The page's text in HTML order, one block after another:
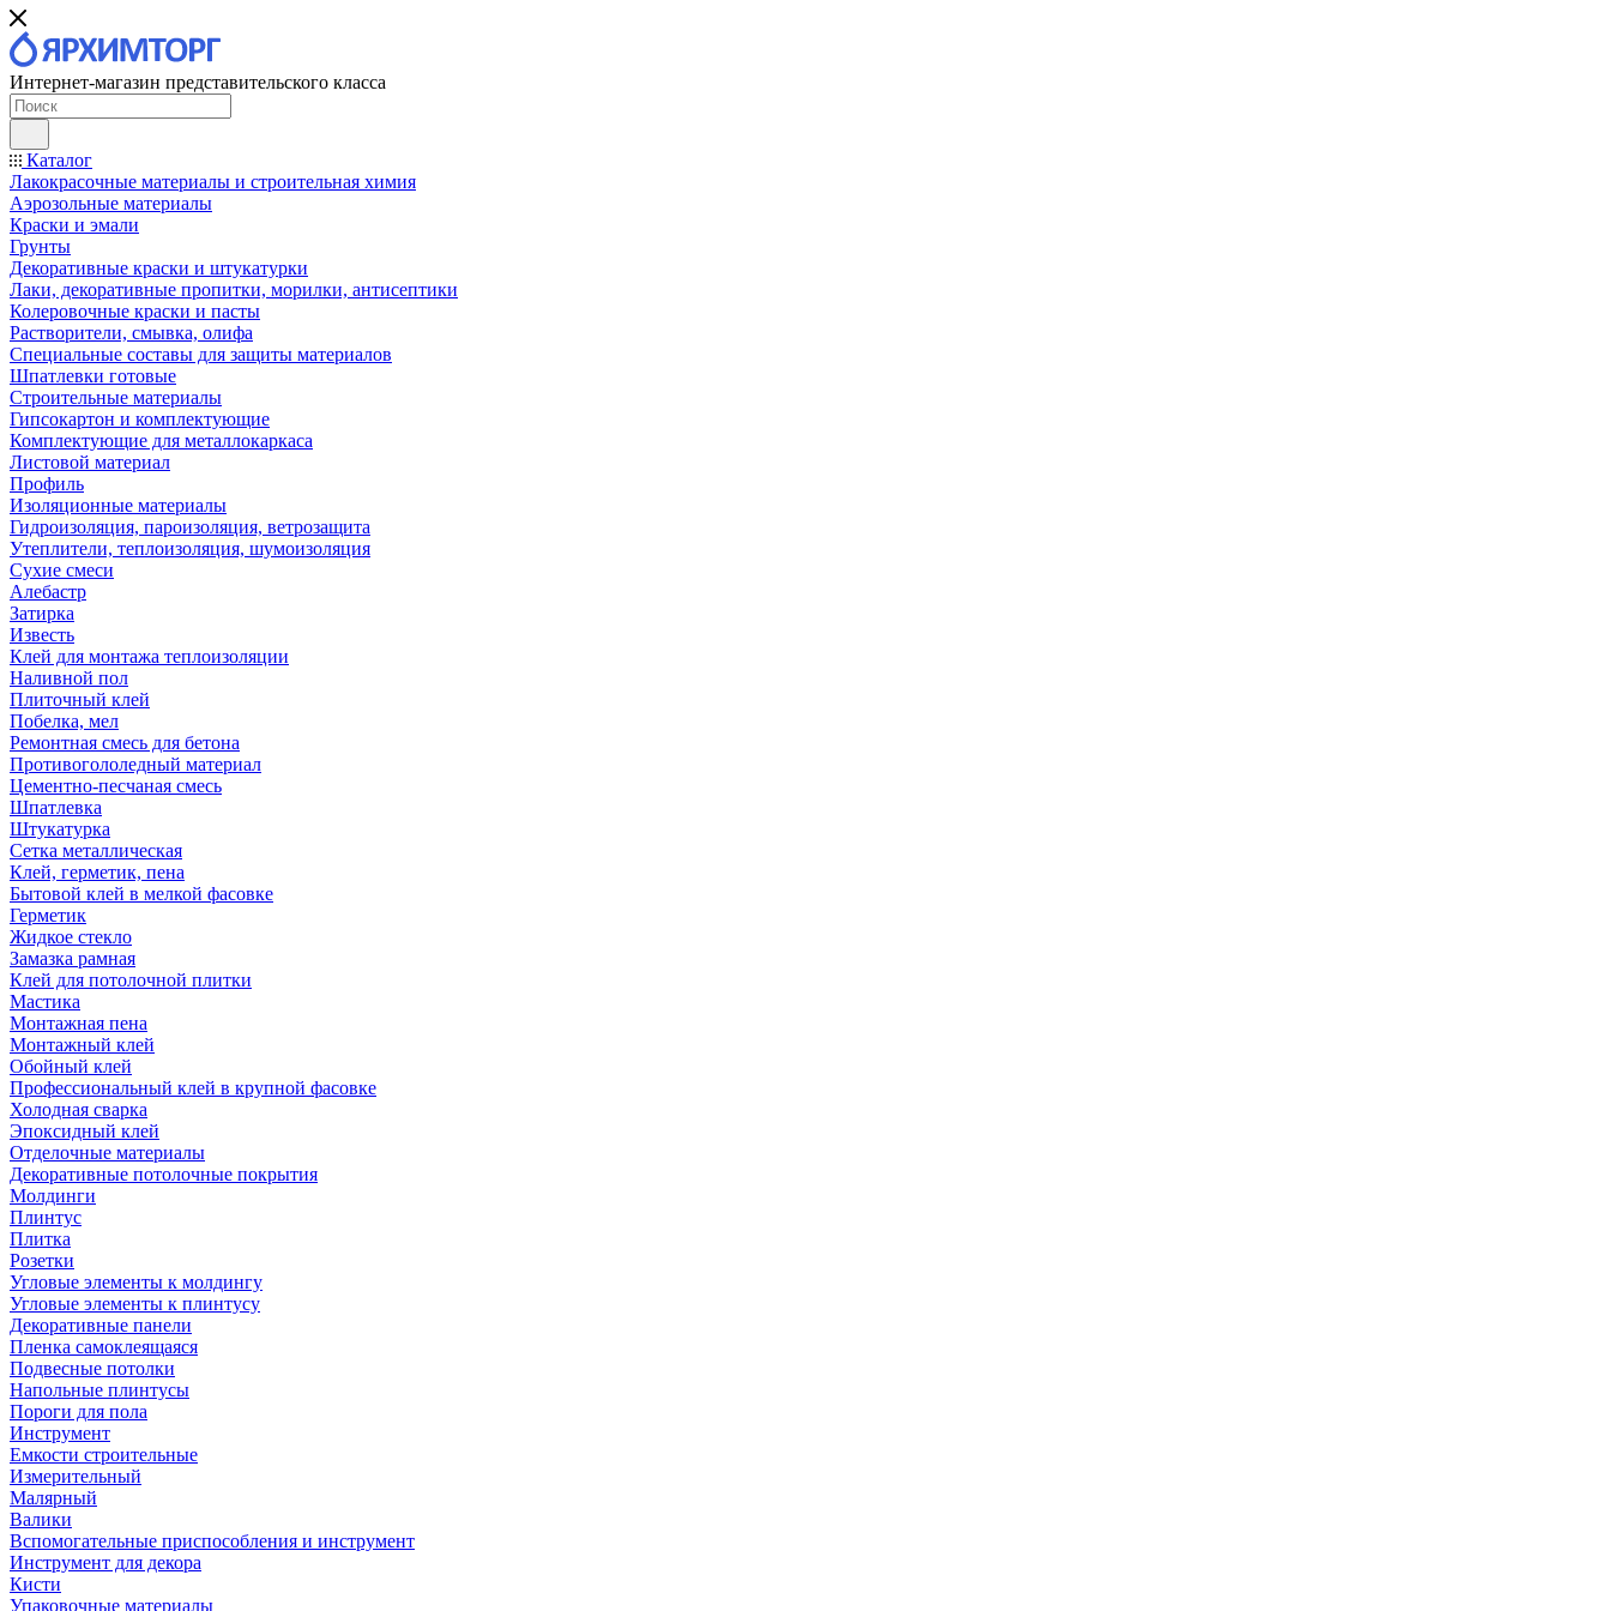
Интернет-магазин представительского класса
Каталог
Лакокрасочные материалы и строительная химия
Аэрозольные материалы
Краски и эмали
Грунты
Декоративные краски и штукатурки
Лаки, декоративные пропитки, морилки, антисептики
Колеровочные краски и пасты
Растворители, смывка, олифа
Специальные составы для защиты материалов
Шпатлевки готовые
Строительные материалы
Гипсокартон и комплектующие
Комплектующие для металлокаркаса
Листовой материал
Профиль
Изоляционные материалы
Гидроизоляция, пароизоляция, ветрозащита
Утеплители, теплоизоляция, шумоизоляция
Сухие смеси
Алебастр
Затирка
Известь
Клей для монтажа теплоизоляции
Наливной пол
Плиточный клей
Побелка, мел
Ремонтная смесь для бетона
Противогололедный материал
Цементно-песчаная смесь
Шпатлевка
Штукатурка
Сетка металлическая
Клей, герметик, пена
Бытовой клей в мелкой фасовке
Герметик
Жидкое стекло
Замазка рамная
Клей для потолочной плитки
Мастика
Монтажная пена
Монтажный клей
Обойный клей
Профессиональный клей в крупной фасовке
Холодная сварка
Эпоксидный клей
Отделочные материалы
Декоративные потолочные покрытия
Молдинги
Плинтус
Плитка
Розетки
Угловые элементы к молдингу
Угловые элементы к плинтусу
Декоративные панели
Пленка самоклеящаяся
Подвесные потолки
Напольные плинтусы
Пороги для пола
Инструмент
Емкости строительные
Измерительный
Малярный
Валики
Вспомогательные приспособления и инструмент
Инструмент для декора
Кисти
Упаковочные материалы